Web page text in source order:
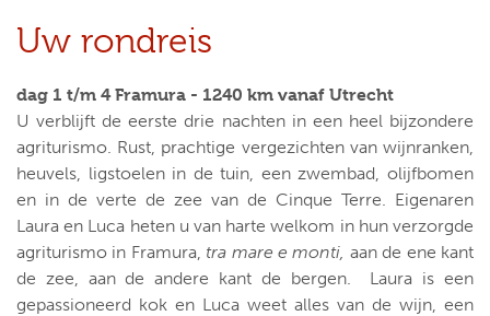
Uw rondreis
dag 1 t/m 4 Framura - 1240 km vanaf Utrecht
U verblijft de eerste drie nachten in een heel bijzondere
agriturismo. Rust, prachtige vergezichten van wijnranken,
heuvels, ligstoelen in de tuin, een zwembad, olijfbomen
en in de verte de zee van de Cinque Terre. Eigenaren
Laura en Luca heten u van harte welkom in hun verzorgde
agriturismo in Framura, tra mare e monti, aan de ene kant
de zee, aan de andere kant de bergen. Laura is een
gepassioneerd kok en Luca weet alles van de wijn, een